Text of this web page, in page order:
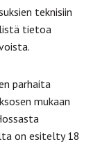
teknisiin
tietoa
parhaita
mukaan
on esitelty 18